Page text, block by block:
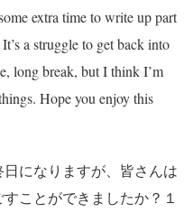
extra time to write up part
a struggle to get back into
long break, but I think I’m
Hope you enjoy this
になりますが、皆さんは
ことができましたか？１